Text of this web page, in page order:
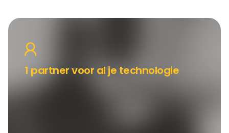
1 partner voor al je technologie